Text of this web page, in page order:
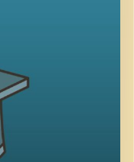
תהיה המשמעות של
ה"דיפ-פייק" תתרחב
האם המשפט עומד
גאון, מומחה למשפט